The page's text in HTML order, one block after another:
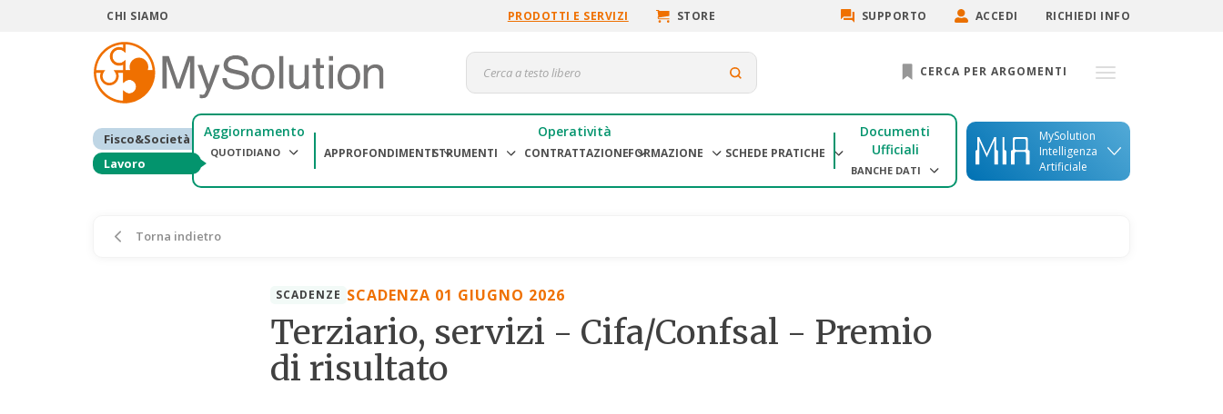
CHI SIAMO PRODOTTI E SERVIZI STORE SUPPORTO ACCEDI RICHIEDI INFO
CERCA PER ARGOMENTI
Fisco&Società
Lavoro
Aggiornamento
QUOTIDIANO
Operatività
APPROFONDIMENTISTRUMENTI CONTRATTAZIONEFORMAZIONE SCHEDE PRATICHE
Documenti
Ufficiali
BANCHE DATI
MySolution
Intelligenza
Artificiale
Torna indietro
SCADENZE SCADENZA 01 GIUGNO 2026
Terziario, servizi - Cifa/Confsal - Premio
di risultato